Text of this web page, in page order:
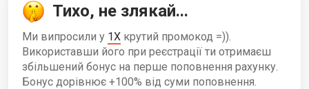
Тихо, не злякай...
Ми випросили у 1X крутий промокод =)).
Використавши його при реєстрації ти отримаєш
збільшений бонус на перше поповнення рахунку.
Бонус дорівнює +100% від суми поповнення.